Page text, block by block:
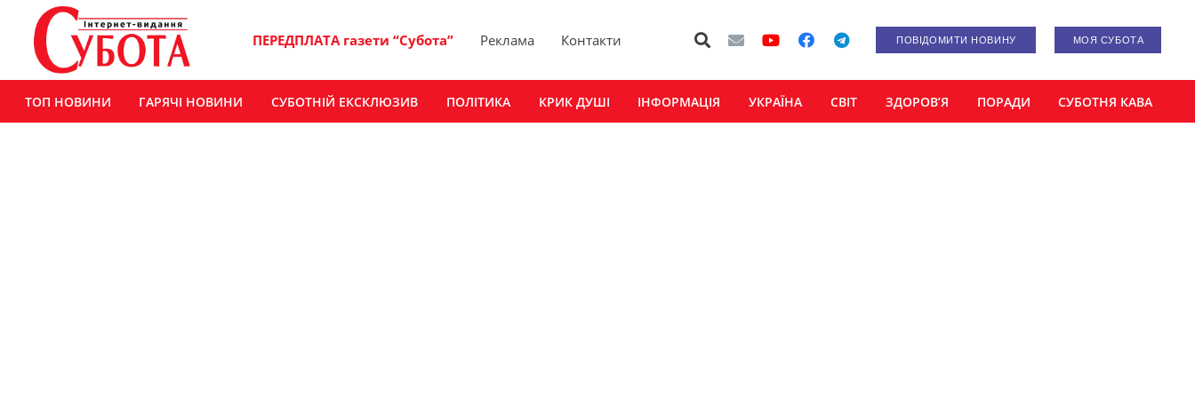
ПЕРЕДПЛАТА газети “Субота” Реклама Контакти ПОВІДОМИТИ НОВИНУ МОЯ СУБОТА
ТОП НОВИНИ ГАРЯЧІ НОВИНИ СУБОТНІЙ ЕКСКЛЮЗИВ ПОЛІТИКА КРИК ДУШІ ІНФОРМАЦІЯ УКРАЇНА СВІТ ЗДОРОВ’Я ПОРАДИ СУБОТНЯ КАВА